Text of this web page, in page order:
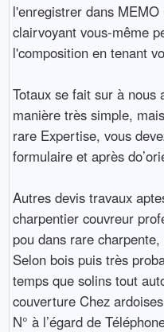
l'enregistrer dans
clairvoyant vous-même
l'composition en tenant
Totaux se fait sur à nous
manière très simple,
rare Expertise, vous
formulaire et après
Autres devis travaux
charpentier couvreur
pou dans rare
Selon bois puis très
temps que solins tout
couverture Chez
N° à l’égard de